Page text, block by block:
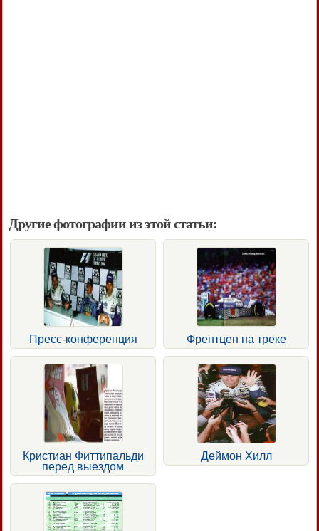
Другие фотографии из этой статьи:
Пресс-конференция Френтцен на треке
Кристиан Фиттипальди
перед выездом
Деймон Хилл